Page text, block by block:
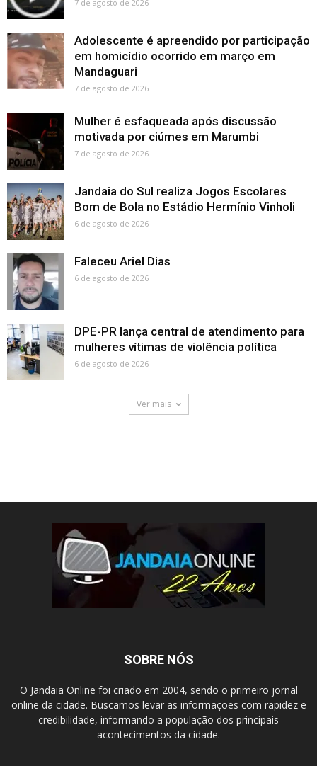
7 de agosto de 2026
Adolescente é apreendido por participação
em homicídio ocorrido em março em
Mandaguari
7 de agosto de 2026
Mulher é esfaqueada após discussão
motivada por ciúmes em Marumbi
7 de agosto de 2026
Jandaia do Sul realiza Jogos Escolares
Bom de Bola no Estádio Hermínio Vinholi
6 de agosto de 2026
Faleceu Ariel Dias
6 de agosto de 2026
DPE-PR lança central de atendimento para
mulheres vítimas de violência política
6 de agosto de 2026
Ver mais
SOBRE NÓS
O Jandaia Online foi criado em 2004, sendo o primeiro jornal
online da cidade. Buscamos levar as informações com rapidez e
credibilidade, informando a população dos principais
acontecimentos da cidade.